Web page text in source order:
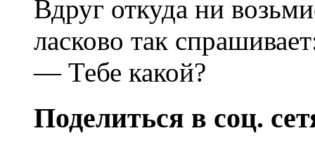
Вдруг откуда ни
ласково так
— Тебе какой?
Поделиться в соц.